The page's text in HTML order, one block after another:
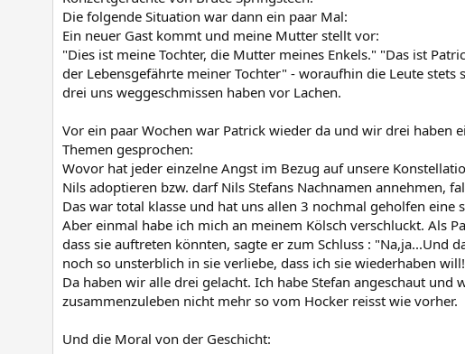
Die folgende Situation war dann ein paar Mal:
Ein neuer Gast kommt und meine Mutter stellt vor:
"Dies ist meine Tochter, die Mutter meines Enkels." "Das ist
der Lebensgefährte meiner Tochter" - woraufhin die Leute
drei uns weggeschmissen haben vor Lachen.
Vor ein paar Wochen war Patrick wieder da und wir drei haben
Themen gesprochen:
Wovor hat jeder einzelne Angst im Bezug auf unsere
Nils adoptieren bzw. darf Nils Stefans Nachnamen annehmen,
Das war total klasse und hat uns allen 3 nochmal geholfen eine
Aber einmal habe ich mich an meinem Kölsch verschluckt. Als
dass sie auftreten könnten, sagte er zum Schluss : "Na,ja...Und
noch so unsterblich in sie verliebe, dass ich sie wiederhaben
Da haben wir alle drei gelacht. Ich habe Stefan angeschaut und
zusammenzuleben nicht mehr so vom Hocker reisst wie vorher.
Und die Moral von der Geschicht: